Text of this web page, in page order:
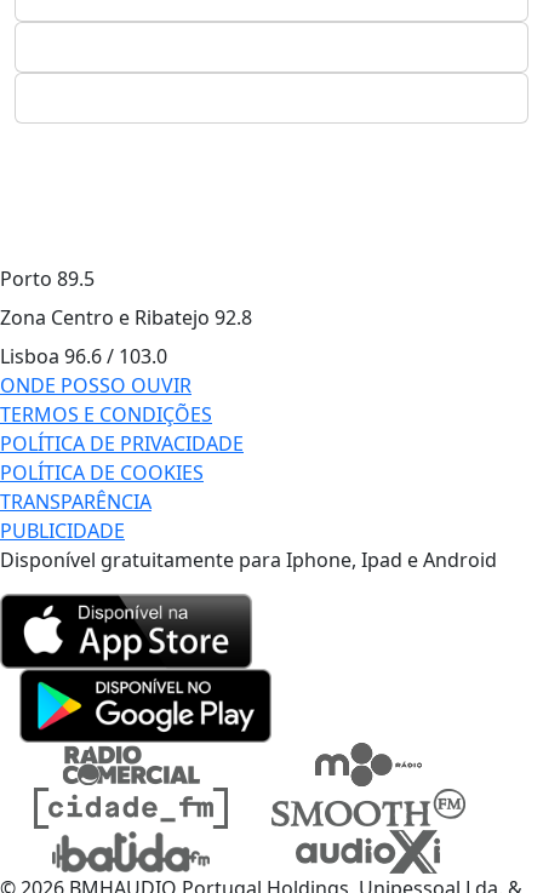
Porto 89.5
Zona Centro e Ribatejo 92.8
Lisboa 96.6 / 103.0
ONDE POSSO OUVIR
TERMOS E CONDIÇÕES
POLÍTICA DE PRIVACIDADE
POLÍTICA DE COOKIES
TRANSPARÊNCIA
PUBLICIDADE
Disponível gratuitamente para Iphone, Ipad e Android